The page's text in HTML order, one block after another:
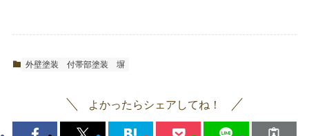
外壁塗装 付帯部塗装 塀
よかったらシェアしてね！